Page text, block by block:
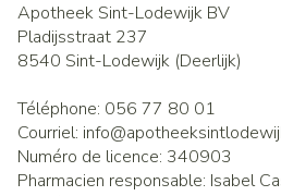
Apotheek Sint-Lodewijk BV
Pladijsstraat 237
8540 Sint-Lodewijk (Deerlijk)
Téléphone: 056 77 80 01
Courriel: info@
Numéro de licence: 340903
Pharmacien responsable: Isabel